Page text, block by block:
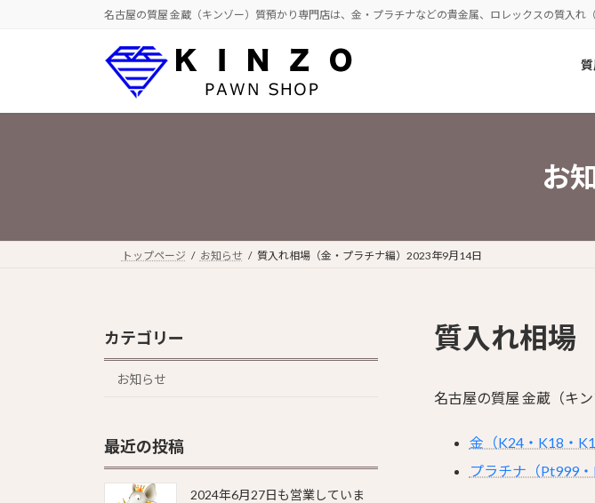
へ
ョ
名古屋の質屋 金蔵（キンゾー）質預かり専門店は、金・プラチナなどの貴金属、ロレックスの質入れ
お
トップページ お知らせ 質入れ相場（金・プラチナ編）2023年9月14日
質入れ相場
名古屋の質屋 金蔵（キ
金（K24・K18・
プラチナ（Pt999・
カテゴリー
お知らせ
最近の投稿
2024年6月27日も営業していま